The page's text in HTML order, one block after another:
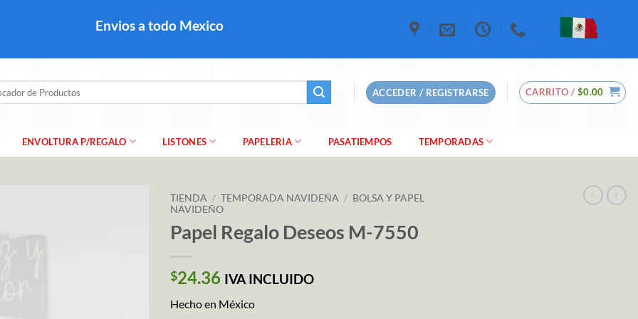
Envios a todo Mexico
ACCEDER / REGISTRARSE CARRITO / $0.00
ENVOLTURA P/REGALO LISTONES PAPELERIA PASATIEMPOS TEMPORADAS
TIENDA / TEMPORADA NAVIDEÑA / BOLSA Y PAPEL
NAVIDEÑO
Papel Regalo Deseos M-7550
$24.36 IVA INCLUIDO
Hecho en México